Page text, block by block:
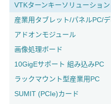
VTKターンキーソリューション
産業用タブレット/パネルPC/
アドオンモジュール
画像処理ボード
10GigEサポート 組み込みPC
ラックマウント型産業用PC
SUMIT (PCIe)カード